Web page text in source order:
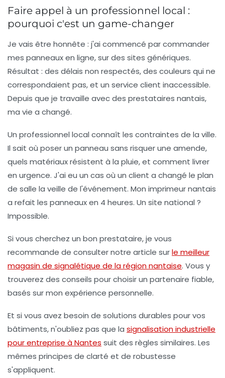
Faire appel à un professionnel local :
pourquoi c'est un game-changer
Je vais être honnête : j'ai commencé par commander
mes panneaux en ligne, sur des sites génériques.
Résultat : des délais non respectés, des couleurs qui ne
correspondaient pas, et un service client inaccessible.
Depuis que je travaille avec des prestataires nantais,
ma vie a changé.
Un professionnel local connaît les contraintes de la ville.
Il sait où poser un panneau sans risquer une amende,
quels matériaux résistent à la pluie, et comment livrer
en urgence. J'ai eu un cas où un client a changé le plan
de salle la veille de l'événement. Mon imprimeur nantais
a refait les panneaux en 4 heures. Un site national ?
Impossible.
Si vous cherchez un bon prestataire, je vous
recommande de consulter notre article surle meilleur
magasin de signalétique de la région nantaise. Vous y
trouverez des conseils pour choisir un partenaire fiable,
basés sur mon expérience personnelle.
Et si vous avez besoin de solutions durables pour vos
bâtiments, n'oubliez pas que la signalisation industrielle
pour entreprise à Nantes suit des règles similaires. Les
mêmes principes de clarté et de robustesse
s'appliquent.